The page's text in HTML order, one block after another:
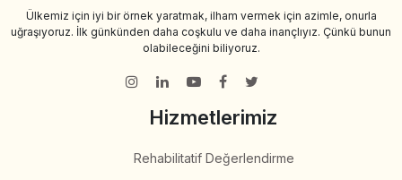
Ülkemiz için iyi bir örnek yaratmak, ilham vermek için azimle, onurla
uğraşıyoruz. İlk günkünden daha coşkulu ve daha inançlıyız. Çünkü bunun
olabileceğini biliyoruz.
Hizmetlerimiz
Rehabilitatif Değerlendirme